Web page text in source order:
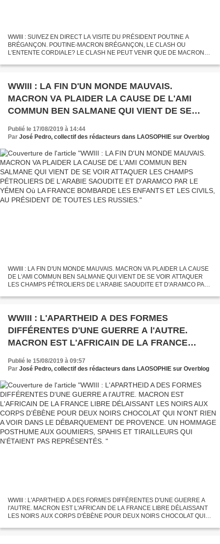
WWIII : SUIVEZ EN DIRECT LA VISITE DU PRÉSIDENT POUTINE A
BRÉGANÇON. POUTINE-MACRON BRÉGANÇON, LE CLASH OU
L'ENTENTE CORDIALE? LE CLASH NE PEUT VENIR QUE DE MACRON
L'AVAIT ÉTÉ SARKOZY! POUR POUTINE...
WWIII : LA FIN D'UN MONDE MAUVAIS.
MACRON VA PLAIDER LA CAUSE DE L'AMI
COMMUN BEN SALMANE QUI VIENT DE SE
VOIR ATTAQUER LES CHAMPS PÉTROLIERS
DE L'ARABIE SAOUDITE ET D'ARAMCO PAR LE
ENFANTS ET LES CIVILS, AU PRÉSIDENT DE
TOUTES LES RUSSIES.
Publié le 17/08/2019 à 14:44
Par José Pedro, collectif des rédacteurs dans LAOSOPHIE sur Overblog
WWIII : LA FIN D'UN MONDE MAUVAIS. MACRON VA PLAIDER LA CAUSE
DE L'AMI COMMUN BEN SALMANE QUI VIENT DE SE VOIR ATTAQUER
LES CHAMPS PÉTROLIERS DE L'ARABIE SAOUDITE ET D'ARAMCO PAR
PRÉSIDENT DE...
WWIII : L'APARTHEID A DES FORMES
DIFFÉRENTES D'UNE GUERRE A l'AUTRE.
MACRON EST L'AFRICAIN DE LA FRANCE
D’ÉBÈNE POUR DEUX NOIRS CHOCOLAT QUI
DE PROVENCE. UN HOMMAGE POSTHUME
AUX GOUMIERS, SPAHIS ET TIRAILLEURS QUI
N’ÉTAIENT PAS REPRÉSENTÉS.
Publié le 15/08/2019 à 09:57
Par José Pedro, collectif des rédacteurs dans LAOSOPHIE sur Overblog
WWIII : L'APARTHEID A DES FORMES DIFFÉRENTES D'UNE GUERRE A
l'AUTRE. MACRON EST L'AFRICAIN DE LA FRANCE LIBRE DÉLAISSANT
LES NOIRS AUX CORPS D'ÉBÈNE POUR DEUX NOIRS CHOCOLAT QUI
HOMMAGE POSTHUME AUX...